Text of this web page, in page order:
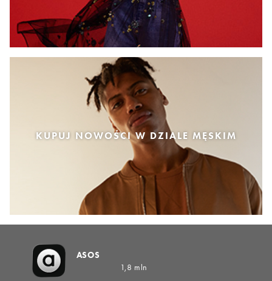
KUPUJ NOWOŚCI W DZIALE MĘSKIM
ASOS
1,8 mln